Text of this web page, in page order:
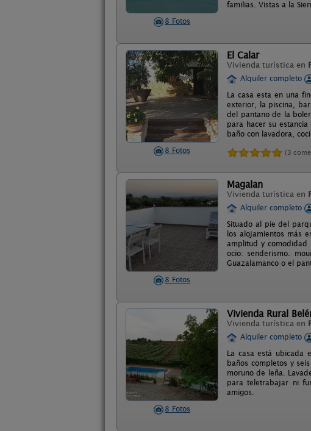
8 Fotos
familias. Vistas a la
8 Fotos
El Calar
Vivienda turística en
Alquiler completo
La casa esta en una
exterior, la piscina,
del pantano de la
para hacer su
baño con lavadora,
(3
8 Fotos
Magalan
Vivienda turística en
Alquiler completo
Situado al pie del
los alojamientos más
amplitud y comodidad
ocio: senderismo.
Guazalamanco o el
8 Fotos
Vivienda Rural
Vivienda turística en
Alquiler completo
La casa está ubicada
baños completos y
moruno de leña.
para teletrabajar ni
amigos.